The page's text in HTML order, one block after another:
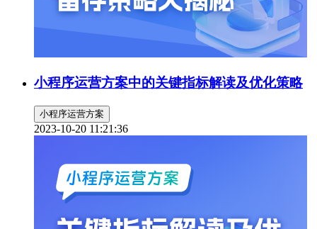
小程序运营方案中的关键指标解读及优化策略
小程序运营方案
2023-10-20 11:21:36